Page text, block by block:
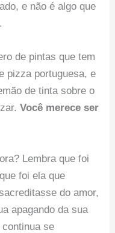
e não é algo que
de pintas que tem
pizza portuguesa, e
de tinta sobre o
Você merece ser
Lembra que foi
foi ela que
do amor,
apagando da sua
se